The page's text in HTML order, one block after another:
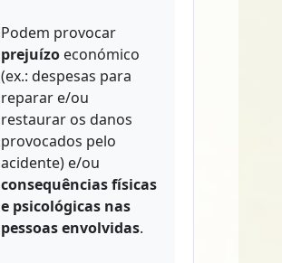
Podem provocar
prejuízo económico
(ex.: despesas para
reparar e/ou
restaurar os danos
provocados pelo
acidente) e/ou
consequências físicas
e psicológicas nas
pessoas envolvidas.